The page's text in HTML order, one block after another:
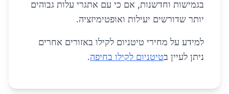
בגמישות וחדשנות, אם כי עם אתגרי עלות גבוהים
יותר שדורשים יעילות ואופטימיזציה.
למידע על מחירי טיטניום לקילו באזורים אחרים
ניתן לעיין בטיטניום לקילו בחיפה.